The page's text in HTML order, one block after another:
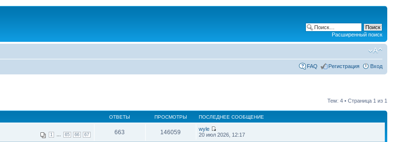
Расширенный поиск
FAQ Регистрация Вход
Тем: 4 • Страница 1 из 1
ОТВЕТЫ ПРОСМОТРЫ ПОСЛЕДНЕЕ СООБЩЕНИЕ
1 65 66 67 663 146059
wyle
20 июл 2026, 12:17